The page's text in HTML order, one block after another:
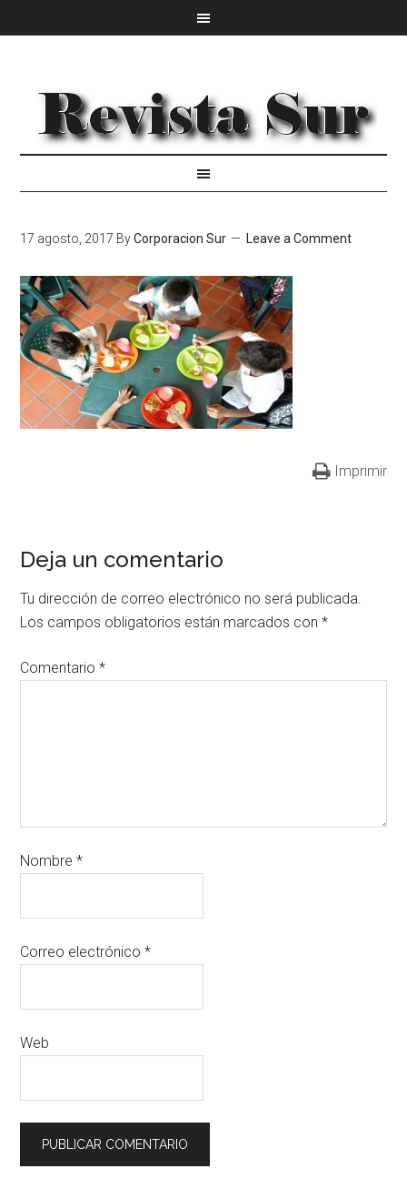
17 agosto, 2017 ByCorporacion Sur Leave a Comment
Imprimir
Deja un comentario
Tu dirección de correo electrónico no será publicada.
Los campos obligatorios están marcados con*
Comentario*
Nombre*
Correo electrónico*
Web